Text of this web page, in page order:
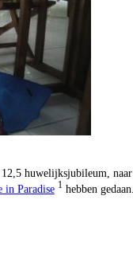
huwelijksjubileum, naar
in Paradise 1hebben gedaan.